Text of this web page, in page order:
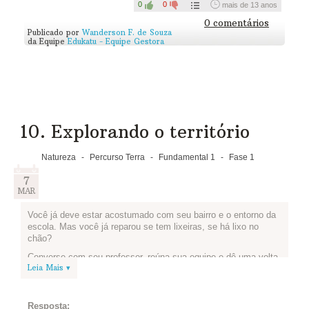
0 0 mais de 13 anos
0 comentários
Publicado por Wanderson F. de Souza
da Equipe Edukatu - Equipe Gestora
10. Explorando o território
Natureza - Percurso Terra - Fundamental 1 - Fase 1
7
MAR
Você já deve estar acostumado com seu bairro e o entorno da
escola. Mas você já reparou se tem lixeiras, se há lixo no
chão?
Converse com seu professor, reúna sua equipe e dê uma volta
no bairro da escola. Veja o que te chama atenção em relação
caminhão vai passar.
Leia Mais ▾
Resposta: